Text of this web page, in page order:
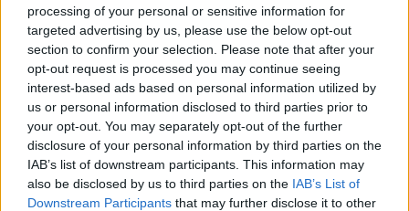
processing of your personal or sensitive information for
targeted advertising by us, please use the below opt-out
section to confirm your selection. Please note that after your
opt-out request is processed you may continue seeing
interest-based ads based on personal information utilized by
us or personal information disclosed to third parties prior to
your opt-out. You may separately opt-out of the further
disclosure of your personal information by third parties on the
IAB’s list of downstream participants. This information may
also be disclosed by us to third parties on the IAB’s List of
Downstream Participants that may further disclose it to other
View this post on Instagram